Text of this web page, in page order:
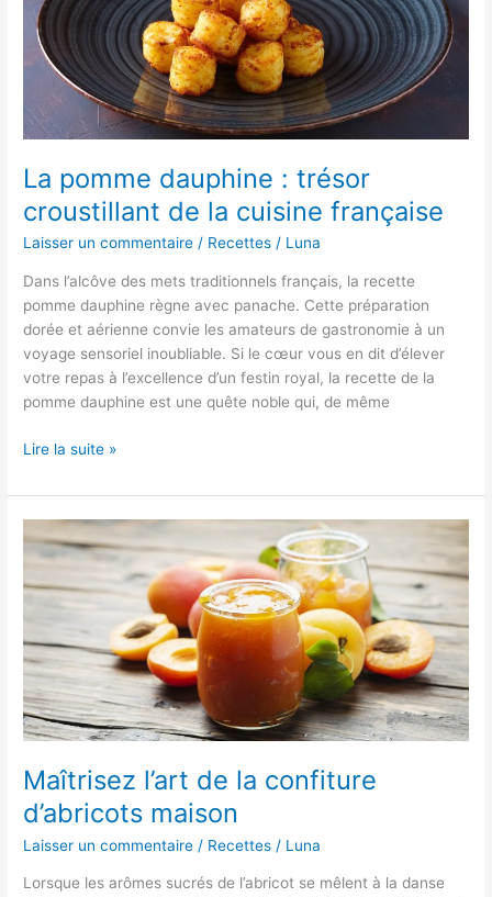
dans
un
verre
La pomme dauphine : trésor
croustillant de la cuisine française
Laisser un commentaire / Recettes / Luna
Dans l’alcôve des mets traditionnels français, la recette
pomme dauphine règne avec panache. Cette préparation
dorée et aérienne convie les amateurs de gastronomie à un
voyage sensoriel inoubliable. Si le cœur vous en dit d’élever
votre repas à l’excellence d’un festin royal, la recette de la
pomme dauphine est une quête noble qui, de même
La
dauphine
:
trésor
de
cuisine
française
Lire la suite »
Maîtrisez l’art de la confiture
d’abricots maison
Laisser un commentaire / Recettes / Luna
Lorsque les arômes sucrés de l’abricot se mêlent à la danse